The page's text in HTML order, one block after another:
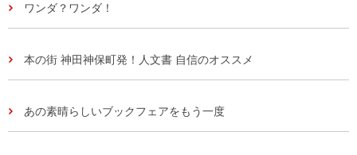
ワンダ？ワンダ！
本の街 神田神保町発！人文書 自信のオススメ
あの素晴らしいブックフェアをもう一度